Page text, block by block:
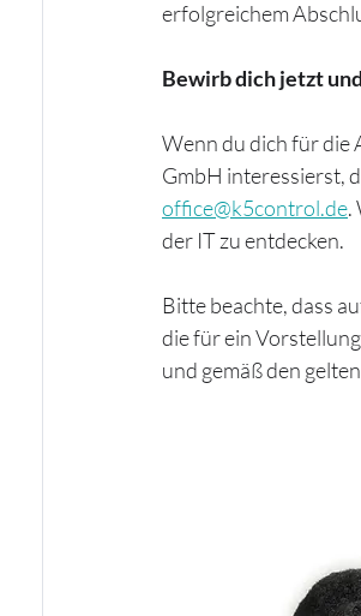
erfolgreichem
Bewirb dich jetzt
Wenn du dich für die
GmbH interessierst,
office@k5control.de.
der IT zu entdecken.
Bitte beachte, dass
die für ein
und gemäß den